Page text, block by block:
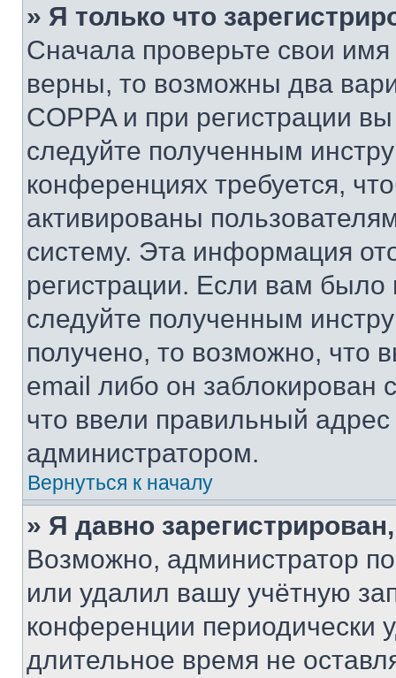
» Я только что
Сначала проверьте свои
верны, то возможны два
COPPA и при регистрации
следуйте полученным
конференциях требуется,
активированы
систему. Эта информация
регистрации. Если вам
следуйте полученным
получено, то возможно, что
email либо он
что ввели правильный адрес
администратором.
Вернуться к началу
» Я давно
Возможно, администратор
или удалил вашу учётную
конференции периодически
длительное время не